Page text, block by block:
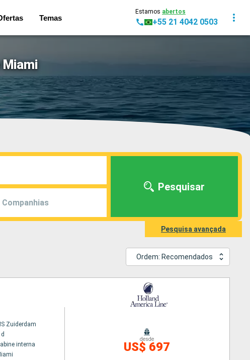
Temas
Estamos abertos
+55 21 4042 0503
Companhias
Pesquisar
Pesquisa avançada
Ordem: Recomendados
Zuiderdam
interna
desde
US$ 697